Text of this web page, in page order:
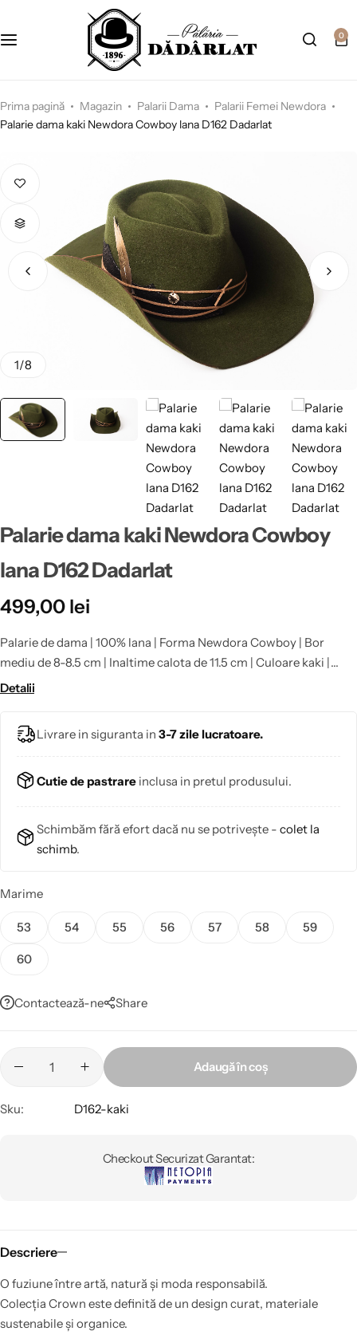
0
Prima pagină Magazin Palarii Dama
Palarii Femei Newdora
Palarie dama kaki Newdora Cowboy lana D162 Dadarlat
1/8
Palarie dama kaki Newdora Cowboy
lana D162 Dadarlat
499,00 lei
Palarie de dama | 100% lana | Forma Newdora Cowboy | Bor
mediu de 8-8.5 cm | Inaltime calota de 11.5 cm | Culoare kaki |
Palariile facute la comanda in marimi foarte mici sau foarte mari,
Detalii
Livrare in siguranta in 3-7 zile lucratoare.
Cutie de pastrare inclusa in pretul produsului.
Schimbăm fără efort dacă nu se potrivește - colet la
schimb.
Marime
53 54 55 56 57 58 59
60
Contactează-ne Share
Adaugă în coș
Sku: D162-kaki
Checkout Securizat Garantat:
Descriere
O fuziune între artă, natură și moda responsabilă.
Colecția Crown este definită de un design curat, materiale
sustenabile și organice.